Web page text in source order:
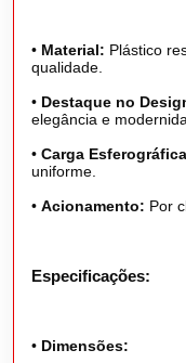
• Material: Plástico
qualidade.
• Destaque no
elegância e
• Carga
uniforme.
• Acionamento: Por
Especificações:
• Dimensões: